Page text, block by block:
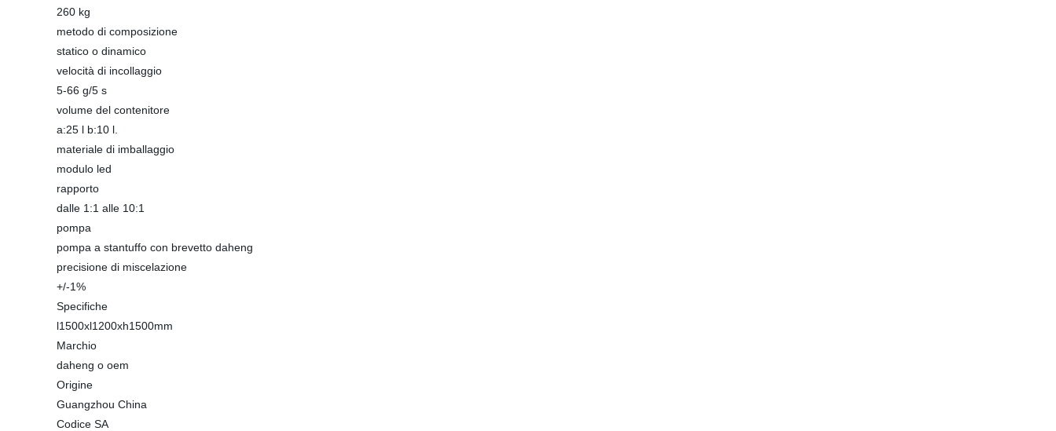
260 kg
metodo di composizione
statico o dinamico
velocità di incollaggio
5-66 g/5 s
volume del contenitore
a:25 l b:10 l.
materiale di imballaggio
modulo led
rapporto
dalle 1:1 alle 10:1
pompa
pompa a stantuffo con brevetto daheng
precisione di miscelazione
+/-1%
Specifiche
l1500xl1200xh1500mm
Marchio
daheng o oem
Origine
Guangzhou China
Codice SA